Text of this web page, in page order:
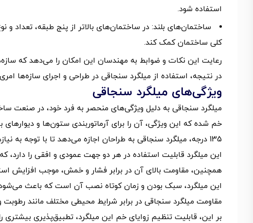
استفاده شود.
ساختمان‌های بلند: در ساختمان‌های بالاتر از پنج طبقه، تعداد
کلی ساختمان کمک کند.
رعایت این نکات و ضوابط به مهندسان این امکان را می‌دهد که
در نتیجه، استفاده از میلگرد سنجاقی در طراحی و اجرای سازه‌ها
ویژگی‌های میلگرد سنجاقی
میلگرد سنجاقی به دلیل ویژگی‌های منحصر به فرد خود، در صنعت
135 درجه، میلگرد سنجاقی به طراحان اجازه می‌دهد تا با توجه به نیازهای خاص سازه، گزینه مناسب را انتخاب کنند.
این میلگرد قابلیت استفاده در هر دو جهت عمودی و افقی را دارد،
همچنین، مقاومت بالای آن در برابر فشار و خمش، موجب افزایش
این میلگرد، سبک بودن و زمان کوتاه نصب آن است که باعث
مقاومت میلگرد سنجاقی در برابر شرایط محیطی مختلف مانند رطوبت
بر این، قابلیت تنظیم زوایای خم این میلگرد، تطبیق‌پذیری بیشتری